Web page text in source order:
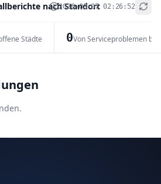
nach Standort
2026-08-07 02:26:52
Städte 0Von Serviceproblemen
+